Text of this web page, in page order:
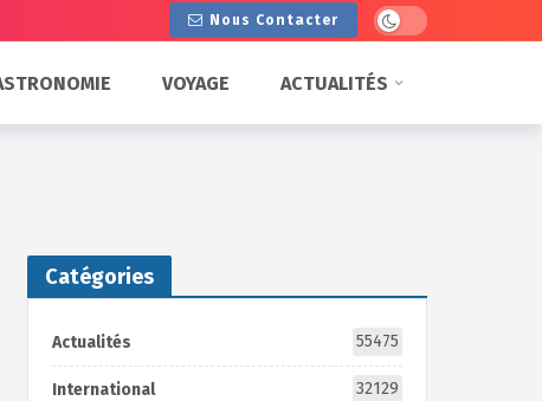
Nous Contacter Dark mode
VOYAGE ACTUALITÉS
Catégories
Actualités 55475
International 32129